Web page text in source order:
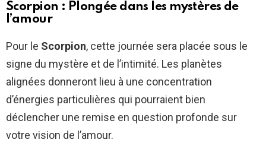
Scorpion : Plongée dans les mystères de
l’amour
Pour le Scorpion, cette journée sera placée sous le
signe du mystère et de l’intimité. Les planètes
alignées donneront lieu à une concentration
d’énergies particulières qui pourraient bien
déclencher une remise en question profonde sur
votre vision de l’amour.